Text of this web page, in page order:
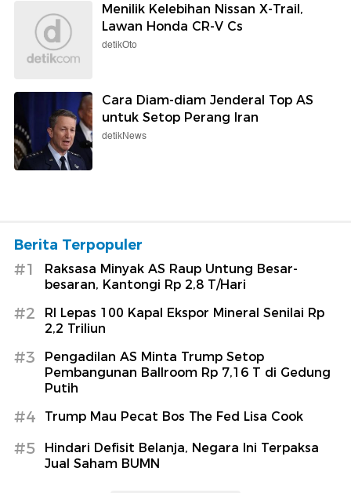
Menilik Kelebihan Nissan X-Trail,
Lawan Honda CR-V Cs
detikOto
Cara Diam-diam Jenderal Top AS
untuk Setop Perang Iran
detikNews
Berita Terpopuler
#1
Raksasa Minyak AS Raup Untung Besar-
besaran, Kantongi Rp 2,8 T/Hari
#2
RI Lepas 100 Kapal Ekspor Mineral Senilai Rp
2,2 Triliun
#3
Pengadilan AS Minta Trump Setop
Pembangunan Ballroom Rp 7,16 T di Gedung
Putih
#4 Trump Mau Pecat Bos The Fed Lisa Cook
#5
Hindari Defisit Belanja, Negara Ini Terpaksa
Jual Saham BUMN